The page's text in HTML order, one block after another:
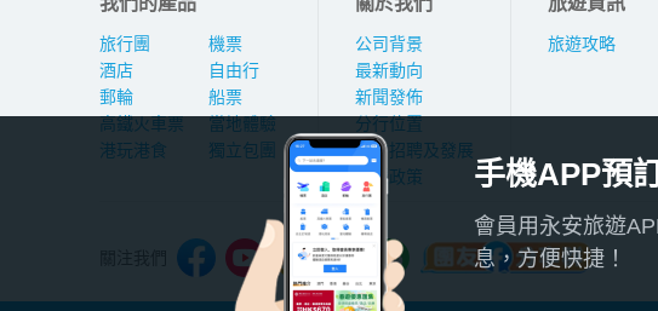
旅行團
酒店
郵輪
高鐵火車票
港玩港食
機票
自由行
船票
當地體驗
獨立包團
公司背景
最新動向
新聞發佈
分行位置
人才招聘及發展
私隱政策
旅遊攻略
手機APP預
會員用永安旅遊
息，方便快捷！